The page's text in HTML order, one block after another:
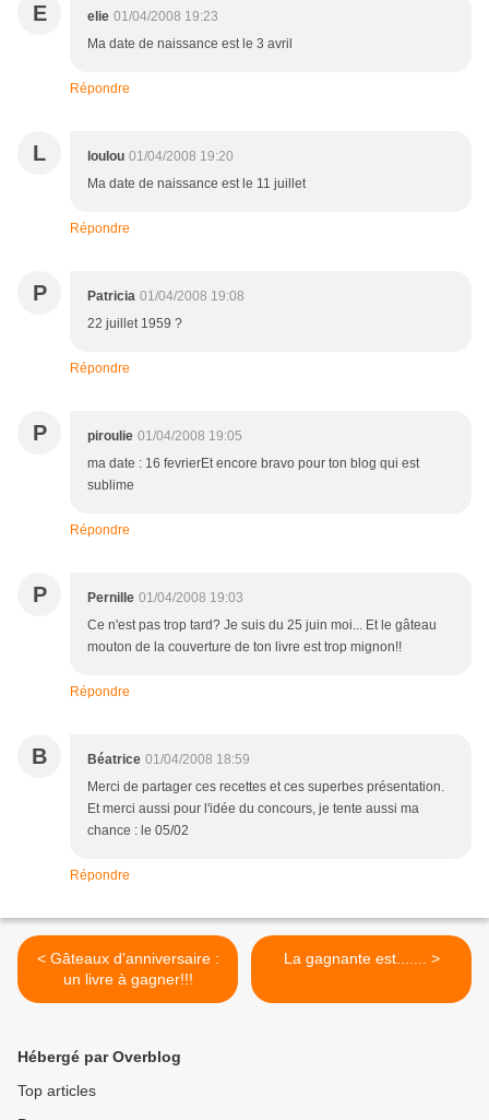
E elie 01/04/2008 19:23
Ma date de naissance est le 3 avril
Répondre
L loulou 01/04/2008 19:20
Ma date de naissance est le 11 juillet
Répondre
P Patricia 01/04/2008 19:08
22 juillet 1959 ?
Répondre
P piroulie 01/04/2008 19:05
ma date : 16 fevrierEt encore bravo pour ton blog qui est
sublime
Répondre
P Pernille 01/04/2008 19:03
Ce n'est pas trop tard? Je suis du 25 juin moi... Et le gâteau
mouton de la couverture de ton livre est trop mignon!!
Répondre
B Béatrice 01/04/2008 18:59
Merci de partager ces recettes et ces superbes présentation.
Et merci aussi pour l'idée du concours, je tente aussi ma
chance : le 05/02
Répondre
< Gâteaux d'anniversaire :
un livre à gagner!!!
La gagnante est....... >
Hébergé par Overblog
Top articles